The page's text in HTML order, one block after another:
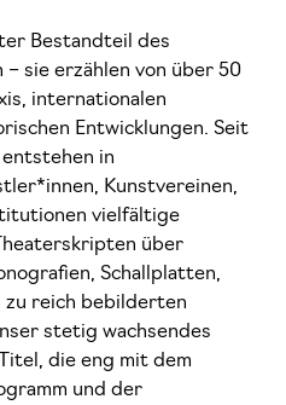
Bestandteil des
– sie erzählen von über 50
internationalen
Entwicklungen. Seit
entstehen in
Kunstvereinen,
vielfältige
über
Schallplatten,
zu reich bebilderten
stetig wachsendes
die eng mit dem
und der